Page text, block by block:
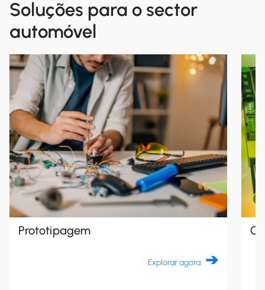
Soluções para o sector
automóvel
Prototipagem
Explorar agora